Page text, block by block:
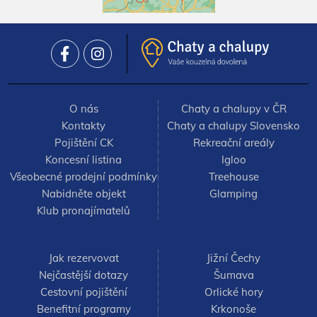
v okresu Semily hledat nějakou přírodní zajímavost, určitě
navštivte přírodní rezervaci Hruboskalsko. Na okraji
rozsáhlého skalního města se nachází zámek Hrubá Skála.
Tradiční akcí v okresu je Semilský paroháč - přehlídka
divadelních a loutkářských souborů. Návštěvníci se mohou
těšit na velké množství pohádek, akce je tedy vhodná pro
V muzeu Semily probíhá Velikonoční jarmark. Na podzim se
v Chuchelně koná Dýňobraní - při poslechu hudby si zde
mohou návštěvníci vyřezat svou vlastní dýni a ochutnat
dýňové speciality.
O nás
Kontakty
Pojištění CK
Koncesní listina
Všeobecné prodejní podmínky
Nabidněte objekt
Klub pronajímatelů
Chaty a chalupy v ČR
Chaty a chalupy Slovensko
Rekreační areály
Igloo
Treehouse
Glamping
Jak rezervovat
Nejčastější dotazy
Cestovní pojištění
Benefitní programy
Jižní Čechy
Šumava
Orlické hory
Krkonoše